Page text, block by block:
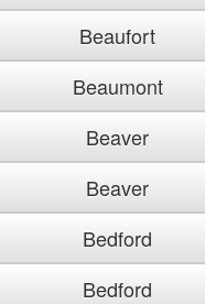
Beaufort
Beaumont
Beaver
Beaver
Bedford
Bedford